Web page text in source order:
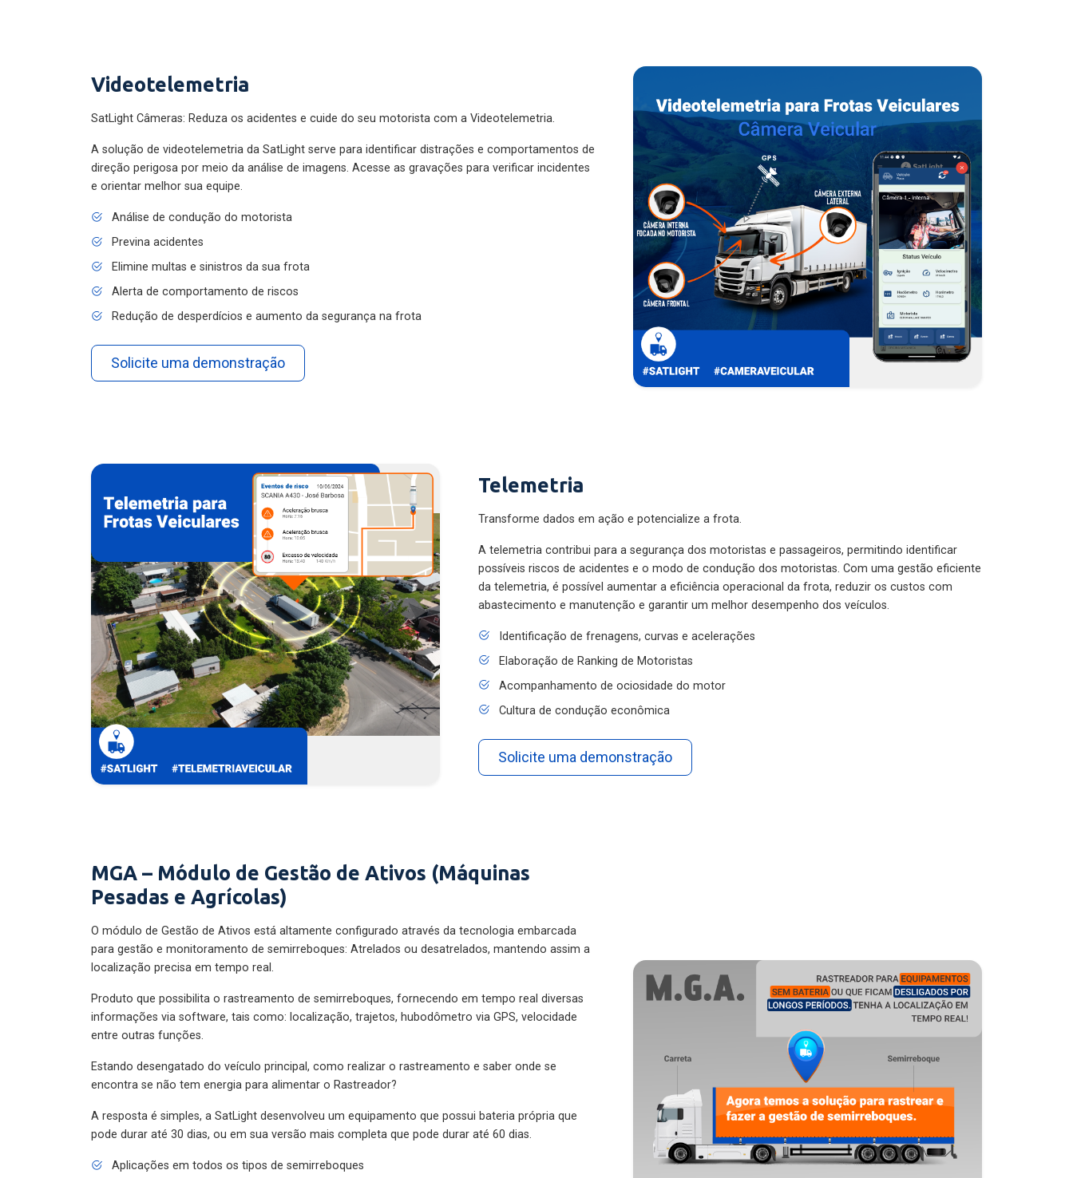
Videotelemetria
SatLight Câmeras: Reduza os acidentes e cuide do seu motorista com a Videotelemetria.
A solução de videotelemetria da SatLight serve para identificar distrações e comportamentos de
direção perigosa por meio da análise de imagens. Acesse as gravações para verificar incidentes
e orientar melhor sua equipe.
Análise de condução do motorista
Previna acidentes
Elimine multas e sinistros da sua frota
Alerta de comportamento de riscos
Redução de desperdícios e aumento da segurança na frota
Solicite uma demonstração
Telemetria
Transforme dados em ação e potencialize a frota.
A telemetria contribui para a segurança dos motoristas e passageiros, permitindo identificar
possíveis riscos de acidentes e o modo de condução dos motoristas. Com uma gestão eficiente
da telemetria, é possível aumentar a eficiência operacional da frota, reduzir os custos com
abastecimento e manutenção e garantir um melhor desempenho dos veículos.
Identificação de frenagens, curvas e acelerações
Elaboração de Ranking de Motoristas
Acompanhamento de ociosidade do motor
Cultura de condução econômica
Solicite uma demonstração
MGA – Módulo de Gestão de Ativos (Máquinas
Pesadas e Agrícolas)
O módulo de Gestão de Ativos está altamente configurado através da tecnologia embarcada
para gestão e monitoramento de semirreboques: Atrelados ou desatrelados, mantendo assim a
localização precisa em tempo real.
Produto que possibilita o rastreamento de semirreboques, fornecendo em tempo real diversas
informações via software, tais como: localização, trajetos, hubodômetro via GPS, velocidade
entre outras funções.
Estando desengatado do veículo principal, como realizar o rastreamento e saber onde se
encontra se não tem energia para alimentar o Rastreador?
A resposta é simples, a SatLight desenvolveu um equipamento que possui bateria própria que
pode durar até 30 dias, ou em sua versão mais completa que pode durar até 60 dias.
Aplicações em todos os tipos de semirreboques